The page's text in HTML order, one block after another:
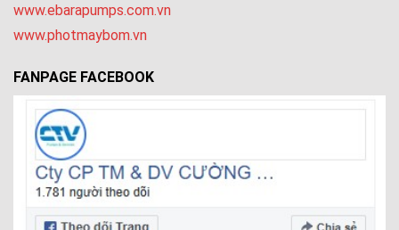
www.ebarapumps.com.vn
www.photmaybom.vn
FANPAGE FACEBOOK